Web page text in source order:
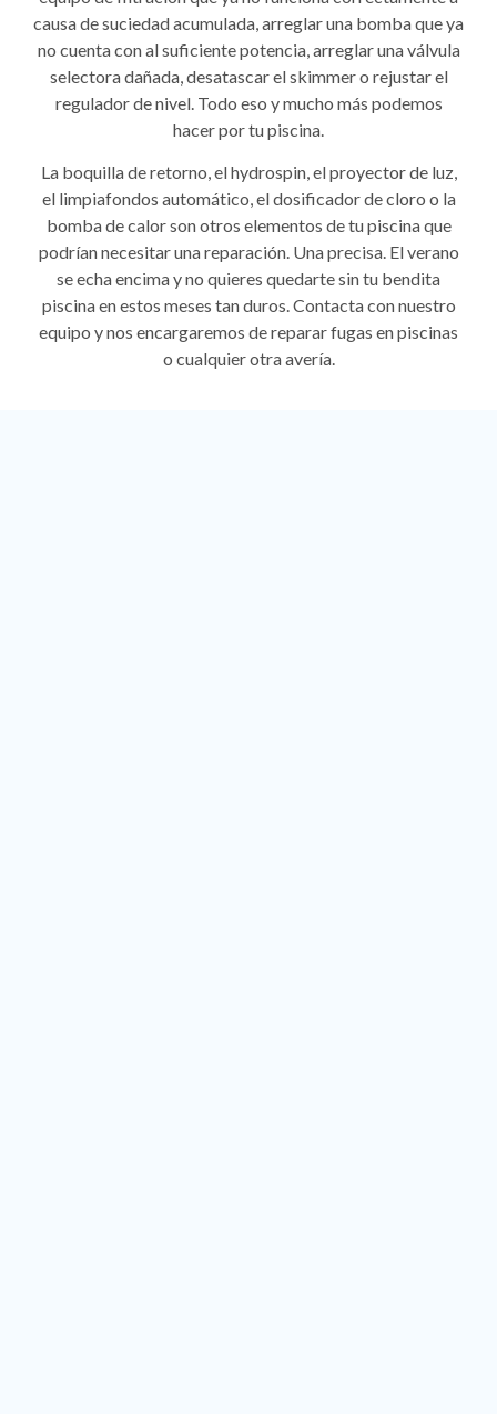
causa de suciedad acumulada, arreglar una bomba que ya
no cuenta con al suficiente potencia, arreglar una válvula
selectora dañada, desatascar el skimmer o rejustar el
regulador de nivel. Todo eso y mucho más podemos
hacer por tu piscina.
La boquilla de retorno, el hydrospin, el proyector de luz,
el limpiafondos automático, el dosificador de cloro o la
bomba de calor son otros elementos de tu piscina que
podrían necesitar una reparación. Una precisa. El verano
se echa encima y no quieres quedarte sin tu bendita
piscina en estos meses tan duros. Contacta con nuestro
equipo y nos encargaremos de reparar fugas en piscinas
o cualquier otra avería.